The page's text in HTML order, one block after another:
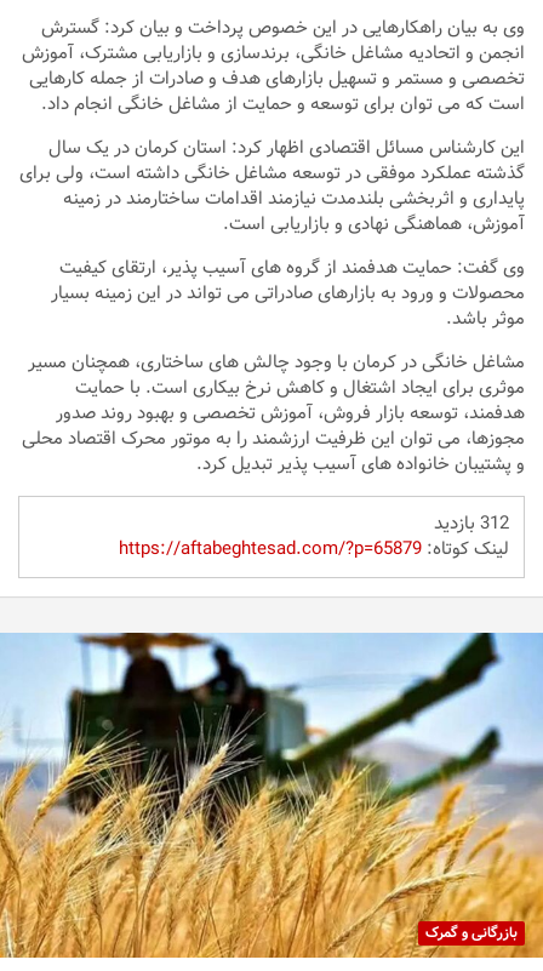
وی به بیان راهکارهایی در این خصوص پرداخت و بیان کرد: گسترش
انجمن و اتحادیه مشاغل خانگی، برندسازی و بازاریابی مشترک، آموزش
تخصصی و مستمر و تسهیل بازارهای هدف و صادرات از جمله کارهایی
است که می توان برای توسعه و حمایت از مشاغل خانگی انجام داد.
این کارشناس مسائل اقتصادی اظهار کرد: استان کرمان در یک سال
گذشته عملکرد موفقی در توسعه مشاغل خانگی داشته است، ولی برای
پایداری و اثربخشی بلندمدت نیازمند اقدامات ساختارمند در زمینه
آموزش، هماهنگی نهادی و بازاریابی است.
وی گفت: حمایت هدفمند از گروه‌ های آسیب ‌پذیر، ارتقای کیفیت
محصولات و ورود به بازارهای صادراتی می ‌تواند در این زمینه بسیار
موثر باشد.
مشاغل خانگی در کرمان با وجود چالش ‌های ساختاری، همچنان مسیر
موثری برای ایجاد اشتغال و کاهش نرخ بیکاری است. با حمایت
هدفمند، توسعه بازار فروش، آموزش تخصصی و بهبود روند صدور
مجوزها، می‌ توان این ظرفیت ارزشمند را به موتور محرک اقتصاد محلی
و پشتیبان خانواده‌ های آسیب ‌پذیر تبدیل کرد.
312 بازدید
لینک کوتاه:https://aftabeghtesad.com/?p=65879
بازرگانی و گمرک